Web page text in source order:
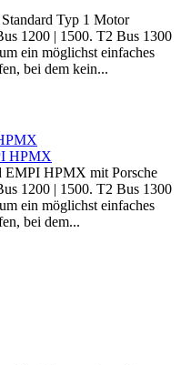
Typ 1 Motor
1200 | 1500. T2 Bus 1300
ein möglichst einfaches
bei dem kein...
EMPI HPMX mit Porsche
1200 | 1500. T2 Bus 1300
ein möglichst einfaches
bei dem...